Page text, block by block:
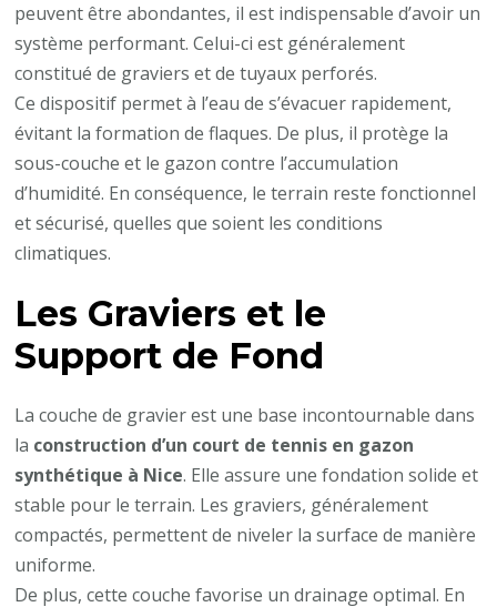
peuvent être abondantes, il est indispensable d’avoir un
système performant. Celui-ci est généralement
constitué de graviers et de tuyaux perforés.
Ce dispositif permet à l’eau de s’évacuer rapidement,
évitant la formation de flaques. De plus, il protège la
sous-couche et le gazon contre l’accumulation
d’humidité. En conséquence, le terrain reste fonctionnel
et sécurisé, quelles que soient les conditions
climatiques.
Les Graviers et le
Support de Fond
La couche de gravier est une base incontournable dans
la construction d’un court de tennis en gazon
synthétique à Nice. Elle assure une fondation solide et
stable pour le terrain. Les graviers, généralement
compactés, permettent de niveler la surface de manière
uniforme.
De plus, cette couche favorise un drainage optimal. En